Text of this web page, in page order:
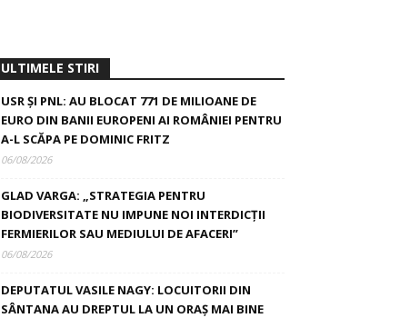
ULTIMELE STIRI
USR ȘI PNL: AU BLOCAT 771 DE MILIOANE DE
EURO DIN BANII EUROPENI AI ROMÂNIEI PENTRU
A-L SCĂPA PE DOMINIC FRITZ
06/08/2026
GLAD VARGA: „STRATEGIA PENTRU
BIODIVERSITATE NU IMPUNE NOI INTERDICȚII
FERMIERILOR SAU MEDIULUI DE AFACERI”
06/08/2026
DEPUTATUL VASILE NAGY: LOCUITORII DIN
SÂNTANA AU DREPTUL LA UN ORAȘ MAI BINE